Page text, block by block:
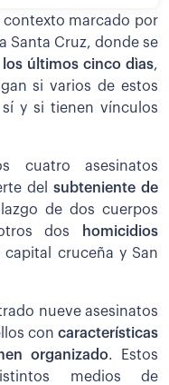
contexto marcado por
Santa Cruz, donde se
últimos cinco dìas,
si varios de estos
y si tienen vínculos
cuatro asesinatos
delsubteniente de
de dos cuerpos
dos
homicidios
capital cruceña y San
nueve asesinatos
con características
organizado. Estos
medios de